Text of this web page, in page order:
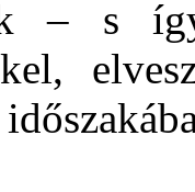
– s